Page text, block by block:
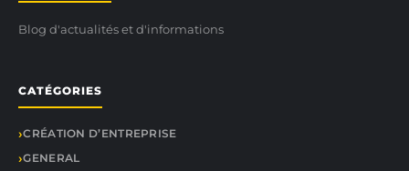
Blog d'actualités et d'informations
CATÉGORIES
CRÉATION D’ENTREPRISE
GENERAL